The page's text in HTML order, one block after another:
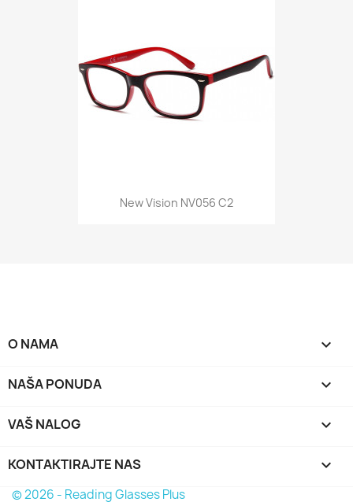
New Vision NV056 C2
O NAMA 
NAŠA PONUDA 
VAŠ NALOG 
KONTAKTIRAJTE NAS keyboard_arrow_down
© 2026 - Reading Glasses Plus